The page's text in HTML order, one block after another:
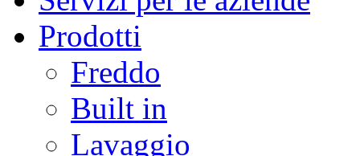
Prodotti
Freddo
Built in
Lavaggio